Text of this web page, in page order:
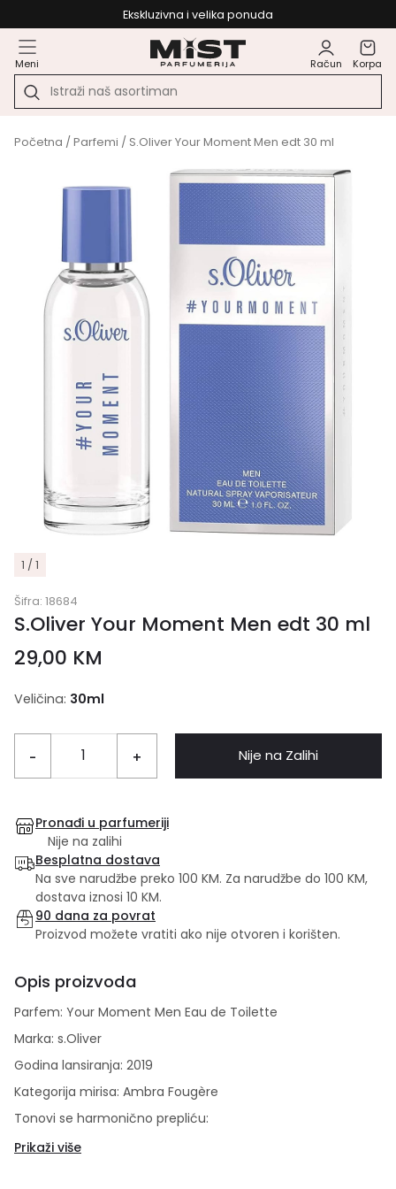
Ekskluzivna i velika ponuda
Meni Račun Korpa
Početna /Parfemi / S.Oliver Your Moment Men edt 30 ml
1 / 1
Šifra: 18684
S.Oliver Your Moment Men edt 30 ml
29,00 KM
Veličina: 30ml
- + Nije na Zalihi
Pronađi u parfumeriji
Nije na zalihi
Besplatna dostava
Na sve narudžbe preko 100 KM. Za narudžbe do 100 KM,
dostava iznosi 10 KM.
90 dana za povrat
Proizvod možete vratiti ako nije otvoren i korišten.
Opis proizvoda
Parfem: Your Moment Men Eau de Toilette
Marka: s.Oliver
Godina lansiranja: 2019
Kategorija mirisa: Ambra Fougère
Tonovi se harmonično prepliću:
Your Moment Men je aromatičan fougère parfem s
Prikaži više